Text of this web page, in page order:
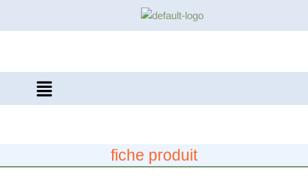
fiche produit